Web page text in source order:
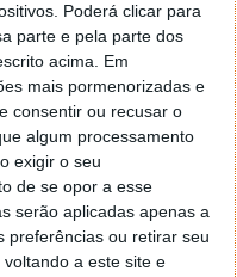
Poderá clicar para
parte e pela parte dos
acima. Em
mais pormenorizadas e
consentir ou recusar o
algum processamento
exigir o seu
de se opor a esse
serão aplicadas apenas a
preferências ou retirar seu
a este site e